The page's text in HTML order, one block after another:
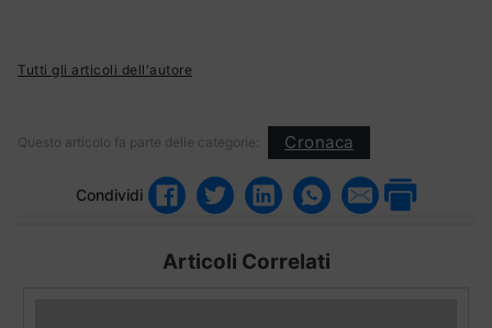
Tutti gli articoli dell'autore
Questo articolo fa parte delle categorie: Cronaca
Condividi
Articoli Correlati